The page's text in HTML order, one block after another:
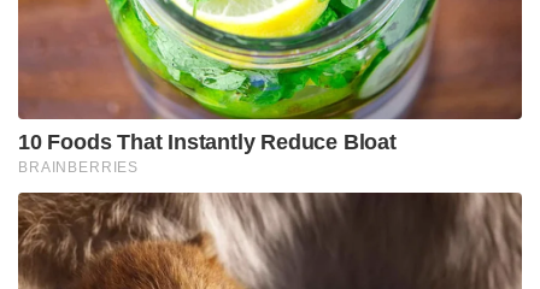
ഷെയ്ന്‍ വോണ്‍ മരിക്കുന്നതിന് മുന്‍പായി നാല്
യുവതികള്‍ താരത്തിന്റെ
മുറിയിലെത്തിയതായിറിപ്പോര്‍ട്ട് നേരത്തെ പുറത്തു
മണിക്കൂര്‍ മുന്‍പാണ്യുവതികള്‍ റൂമിലെത്തിയത്.
ഉഴിച്ചിലിനായാണ് ഇവരെത്തിയതെന്നായിരുന്നു അന്ന്
വന്ന റിപ്പോര്‍ട്ട്.